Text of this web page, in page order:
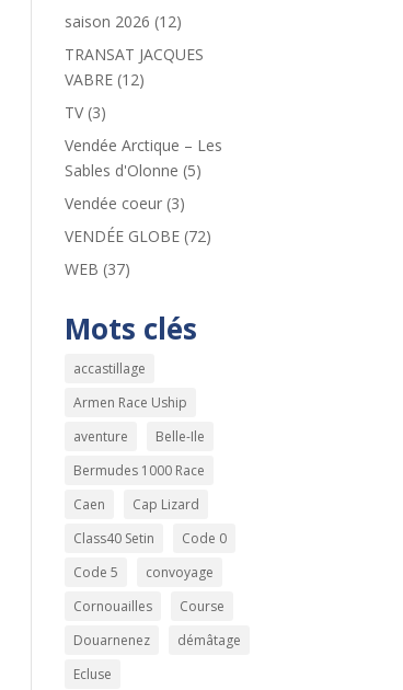
saison 2026 (12)
TRANSAT JACQUES
VABRE (12)
TV(3)
Vendée Arctique – Les
Sables d'Olonne (5)
Vendée coeur (3)
VENDÉE GLOBE (72)
WEB (37)
Mots clés
accastillage
Armen Race Uship
aventure
Belle-Ile
Bermudes 1000 Race
Caen
Cap Lizard
Class40 Setin
Code 0
Code 5
convoyage
Cornouailles
Course
Douarnenez
démâtage
Ecluse